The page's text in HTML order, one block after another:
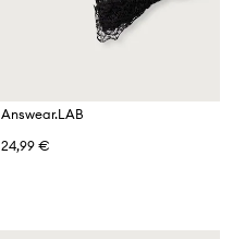
Answear.LAB
24,99 €